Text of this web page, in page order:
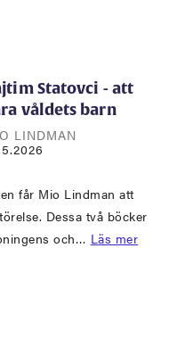
Statovci - att
våldets barn
LINDMAN
får Mio Lindman att
Dessa två böcker
och… Läs mer